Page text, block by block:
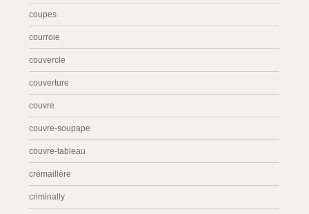
coupes
courroie
couvercle
couverture
couvre
couvre-soupape
couvre-tableau
crémaillère
criminally